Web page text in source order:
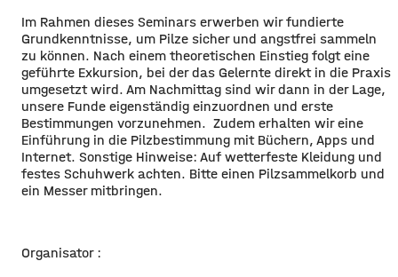
Im Rahmen dieses Seminars erwerben wir fundierte
Grundkenntnisse, um Pilze sicher und angstfrei sammeln
zu können. Nach einem theoretischen Einstieg folgt eine
geführte Exkursion, bei der das Gelernte direkt in die Praxis
umgesetzt wird. Am Nachmittag sind wir dann in der Lage,
unsere Funde eigenständig einzuordnen und erste
Bestimmungen vorzunehmen. Zudem erhalten wir eine
Einführung in die Pilzbestimmung mit Büchern, Apps und
Internet. Sonstige Hinweise: Auf wetterfeste Kleidung und
festes Schuhwerk achten. Bitte einen Pilzsammelkorb und
ein Messer mitbringen.
Organisator :